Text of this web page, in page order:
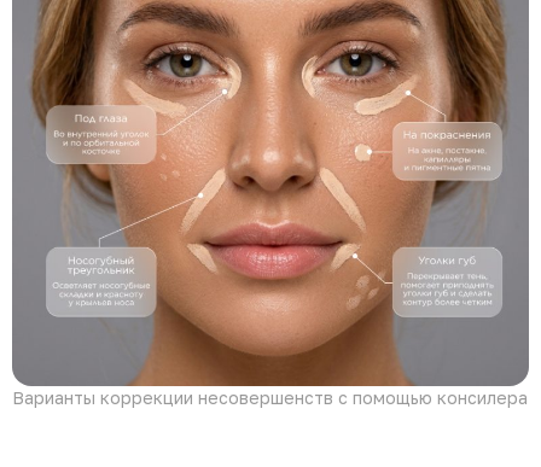
Варианты коррекции несовершенств с помощью консилера